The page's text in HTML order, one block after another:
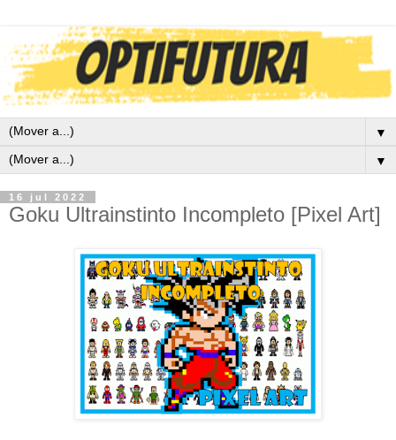
▼
▼
16 jul 2022
Goku Ultrainstinto Incompleto [Pixel Art]